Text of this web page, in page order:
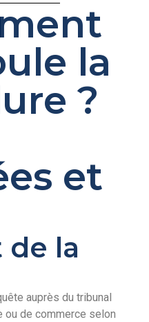
la
?
et
de la
auprès du tribunal
ou de commerce selon